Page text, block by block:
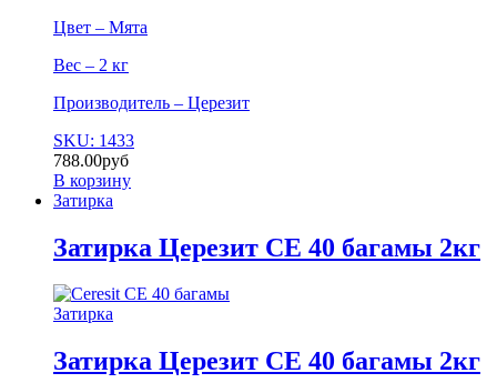
Цвет – Мята
Вес – 2 кг
Производитель – Церезит
SKU: 1433
788.00руб
В корзину
Затирка
Затирка Церезит СЕ 40 багамы 2кг
Затирка
Затирка Церезит СЕ 40 багамы 2кг